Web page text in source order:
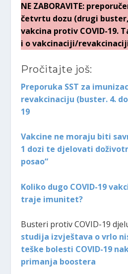
NE ZABORAVITE:
četvrtu dozu (drugi
vakcina protiv COVID-19.
i o vakcinaciji/
Pročitajte još:
Preporuka SST za
revakcinaciju (buster. 4.
19
Vakcine ne moraju biti
1 dozi te djelovati
posao“
Koliko dugo COVID-19
traje imunitet?
Busteri protiv COVID-19
studija izvještava o vrlo
teške bolesti COVID-19
primanja boostera